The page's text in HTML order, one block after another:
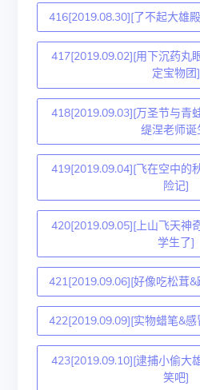
416[2019.08.30][了不起大雄
417[2019.09.02][用下沉药丸
定宝物团]
418[2019.09.03][万圣节与青
缇涅老师诞
419[2019.09.04][飞在空中的
险记]
420[2019.09.05][上山飞天神
学生了]
421[2019.09.06][好像吃松茸
422[2019.09.09][实物蜡笔&
423[2019.09.10][逮捕小偷大
笑吧]